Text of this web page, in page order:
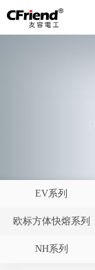
EV系列
欧标方体快熔系列
NH系列